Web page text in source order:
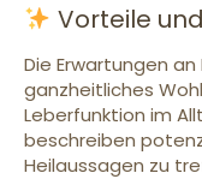
Vorteile
Die Erwartungen
ganzheitliches
Leberfunktion im
beschreiben
Heilaussagen zu